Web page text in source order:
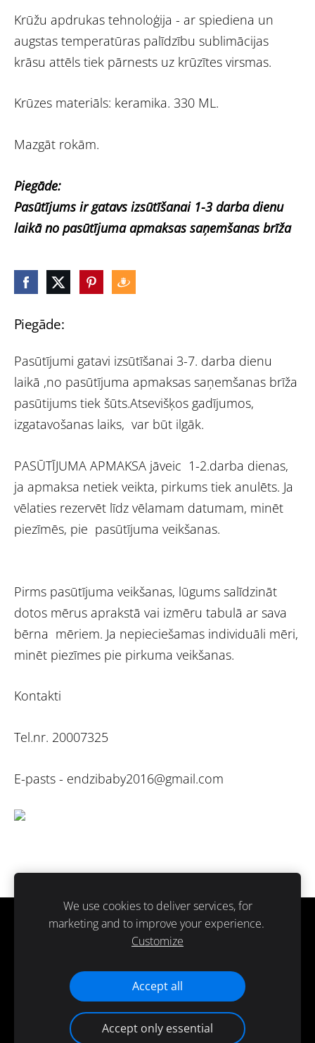
Piegāde:
Pasūtījumi gatavi izsūtīšanai 3-7. darba dienu
laikā ,no pasūtījuma apmaksas saņemšanas brīža
pasūtijums tiek šūts.Atsevišķos gadījumos,
izgatavošanas laiks, var būt ilgāk.
PASŪTĪJUMA APMAKSA jāveic 1-2.darba dienas,
ja apmaksa netiek veikta, pirkums tiek anulēts. Ja
vēlaties rezervēt līdz vēlamam datumam, minēt
piezīmēs, pie pasūtījuma veikšanas.
Pirms pasūtījuma veikšanas, lūgums salīdzināt
dotos mērus aprakstā vai izmēru tabulā ar sava
bērna mēriem. Ja nepieciešamas individuāli mēri,
minēt piezīmes pie pirkuma veikšanas.
Kontakti
Tel.nr. 20007325
E-pasts - endzibaby2016@gmail.com
Krūžu apdrukas tehnoloģija - ar spiediena un
augstas temperatūras palīdzību sublimācijas
krāsu attēls tiek pārnests uz krūzītes virsmas.
Krūzes materiāls: keramika. 330 ML.
Mazgāt rokām.
Piegāde:
Pasūtījums ir gatavs izsūtīšanai 1-3 darba dienu
laikā no pasūtījuma apmaksas saņemšanas brīža
Sīkdatnes
Paldies ka atbalsti ražots Latvijā.
We use cookies to deliver services, for
marketing and to improve your experience.
Customize
Accept all
Accept only essential